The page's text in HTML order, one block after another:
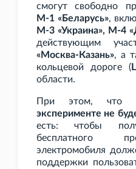
смогут свободно
М-1 «Беларусь»,
М-3 «Украина», М-4
действующим
«Москва-Казань», а
кольцевой дороге (
области.
При этом, что
эксперименте не
есть: чтобы
бесплатного
электромобиля
поддержки